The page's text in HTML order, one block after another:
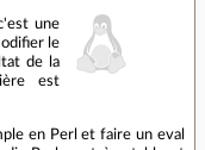
une
le
de la
est
en Perl et faire un eval